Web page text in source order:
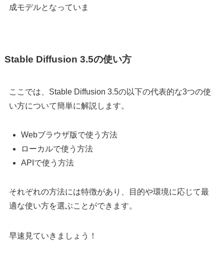
成モデルとなっていま
Stable Diffusion 3.5の使い方
ここでは、Stable Diffusion 3.5の以下の代表的な3つの使
い方について簡単に解説します。
Webブラウザ版で使う方法
ローカルで使う方法
APIで使う方法
それぞれの方法には特徴があり、目的や環境に応じて最
適な使い方を選ぶことができます。
早速見ていきましょう！